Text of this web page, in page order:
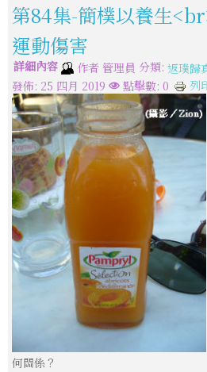
第84集-簡樸以養生
運動傷害
詳細內容 作者 管理員 分類: 返璞歸
發佈: 25 四月 2019
點擊數: 0 列
何關係？